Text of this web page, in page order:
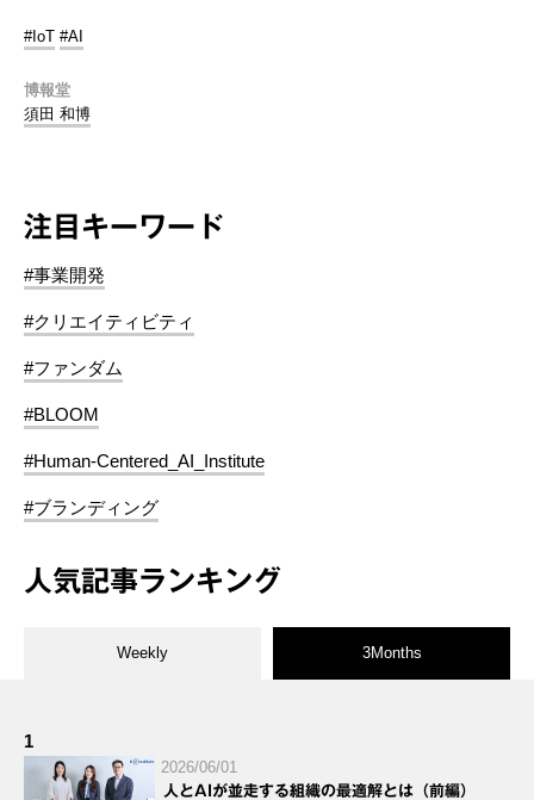
#IoT #AI
博報堂
須田 和博
注目キーワード
#事業開発
#クリエイティビティ
#ファンダム
#BLOOM
#Human-Centered_AI_Institute
#ブランディング
人気記事ランキング
Weekly 3Months
1
2026/06/01
人とAIが並走する組織の最適解とは（前編）